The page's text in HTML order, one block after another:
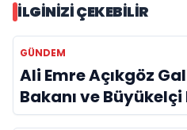
İLGINIZI ÇEKEBILIR
GÜNDEM
Ali Emre Açıkgöz
Bakanı ve Büyükelçi
Bir Araya Geldi